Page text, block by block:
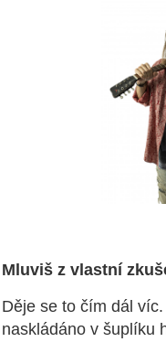
Mluviš z vlastní
Děje se to čím dál
naskládáno v šuplíku